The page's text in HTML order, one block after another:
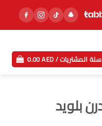
سلة المشتريات / 0.00AED